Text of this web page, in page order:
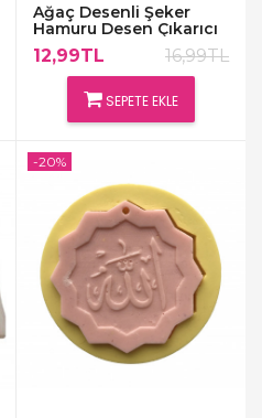
Ağaç Desenli Şeker
Hamuru Desen Çıkarıcı
12,99TL 16,99TL
SEPETE EKLE
-20%